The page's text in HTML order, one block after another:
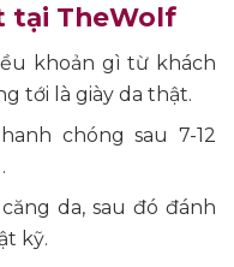
tại TheWolf
khoản gì từ khách
tới là giày da thật.
chóng sau 7-12
da, sau đó đánh
kỹ.